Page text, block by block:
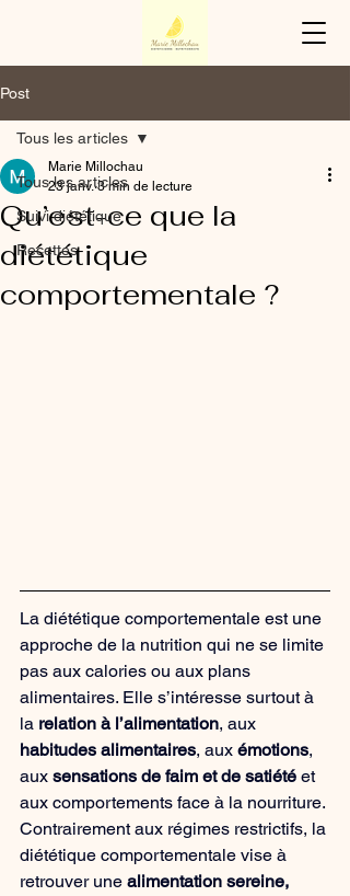
Post
Tous les articles
Suivi diététique
Recettes
Tous les articles
Qu’est-ce que la
diététique
comportementale ?
Marie Millochau
23 janv. 3 min de lecture
La diététique comportementale est une
approche de la nutrition qui ne se limite
pas aux calories ou aux plans
alimentaires. Elle s’intéresse surtout à
la relation à l’alimentation, aux
habitudes alimentaires, aux émotions,
aux sensations de faim et de satiété et
aux comportements face à la nourriture.
Contrairement aux régimes restrictifs, la
diététique comportementale vise à
retrouver une alimentation sereine,